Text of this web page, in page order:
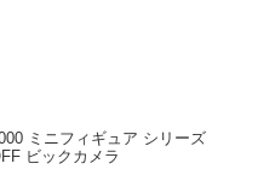
ミニフィギュア シリーズ
ビックカメラ